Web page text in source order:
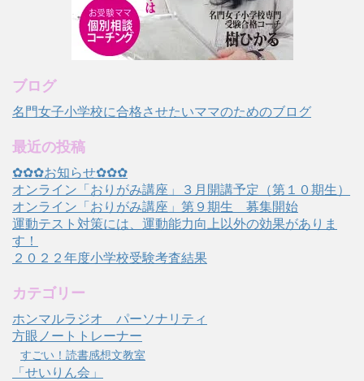
ブログ
名門女子小学校に合格させたいママのためのブログ
最近の投稿
✿✿✿お知らせ✿✿✿
オンライン「おりがみ講座」３月開講予定（第１０期生）
オンライン「おりがみ講座」第９期生 募集開始
運動テスト対策には、運動能力向上以外の効果がありま
す！
２０２２年度小学校受験考査結果
カテゴリー
ホンマルラジオ パーソナリティ
方眼ノートトレーナー
すごい！読書感想文教室
「せいりん会」